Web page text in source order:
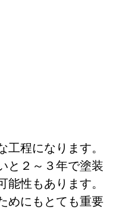
工程になります。
と２～３年で塗装
能性もあります。
めにもとても重要